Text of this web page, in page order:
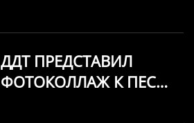
ДДТ ПРЕДСТАВИЛ
ФОТОКОЛЛАЖ К ПЕСНЕ